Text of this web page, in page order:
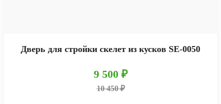
Дверь для стройки скелет из кусков SE-0050
9 500 ₽
10 450 ₽